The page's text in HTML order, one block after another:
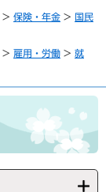
> 保険・年金 > 国民
> 雇用・労働 > 就